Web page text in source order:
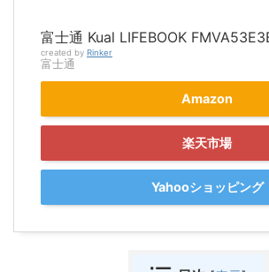
富士通 Kual LIFEBOOK
created by Rinker
富士通
Amazon
楽天市場
Yahooショッピング